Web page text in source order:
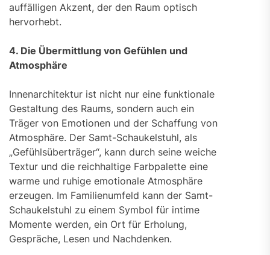
auffälligen Akzent, der den Raum optisch
hervorhebt.
4. Die Übermittlung von Gefühlen und
Atmosphäre
Innenarchitektur ist nicht nur eine funktionale
Gestaltung des Raums, sondern auch ein
Träger von Emotionen und der Schaffung von
Atmosphäre. Der Samt-Schaukelstuhl, als
„Gefühlsüberträger“, kann durch seine weiche
Textur und die reichhaltige Farbpalette eine
warme und ruhige emotionale Atmosphäre
erzeugen. Im Familienumfeld kann der Samt-
Schaukelstuhl zu einem Symbol für intime
Momente werden, ein Ort für Erholung,
Gespräche, Lesen und Nachdenken.